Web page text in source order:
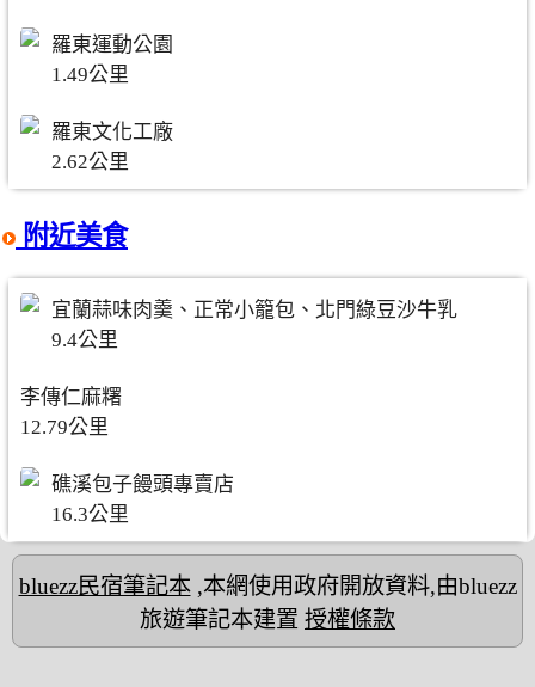
羅東運動公園
1.49公里
羅東文化工廠
2.62公里
附近美食
宜蘭蒜味肉羹、正常小籠包、北門綠豆沙牛乳
9.4公里
李傳仁麻糬
12.79公里
礁溪包子饅頭專賣店
16.3公里
bluezz民宿筆記本,本網使用政府開放資料,由bluezz
旅遊筆記本建置 授權條款